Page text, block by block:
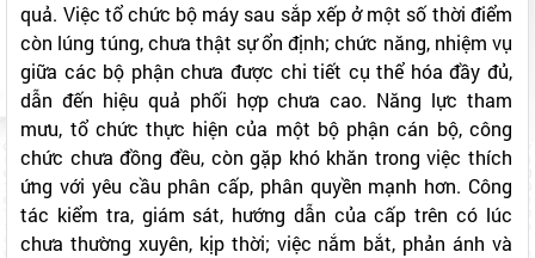
quả. Việc tổ chức bộ máy sau sắp xếp ở một số thời điểm
còn lúng túng, chưa thật sự ổn định; chức năng, nhiệm vụ
giữa các bộ phận chưa được chi tiết cụ thể hóa đầy đủ,
dẫn đến hiệu quả phối hợp chưa cao. Năng lực tham
mưu, tổ chức thực hiện của một bộ phận cán bộ, công
chức chưa đồng đều, còn gặp khó khăn trong việc thích
ứng với yêu cầu phân cấp, phân quyền mạnh hơn. Công
tác kiểm tra, giám sát, hướng dẫn của cấp trên có lúc
chưa thường xuyên, kịp thời; việc nắm bắt, phản ánh và